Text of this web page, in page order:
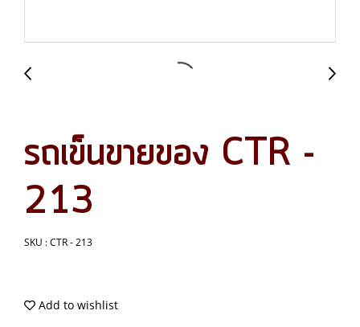
รถเข็นขายของ CTR -
213
SKU : CTR - 213
Add to wishlist